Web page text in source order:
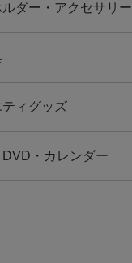
ダー・アクセサリー
ィグッズ
・カレンダー